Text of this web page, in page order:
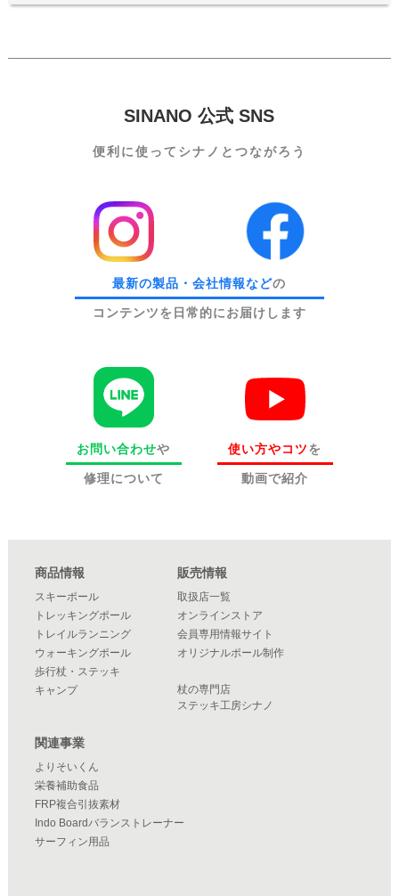
SINANO 公式 SNS
便利に使って シナノとつながろう
最新の製品・会社情報などの
コンテンツを日常的にお届けします
お問い合わせや
修理について
使い方やコツを
動画で紹介
商品情報
スキーポール
トレッキングポール
トレイルランニング
ウォーキングポール
歩行杖・ステッキ
キャンプ
販売情報
取扱店一覧
オンラインストア
会員専用情報サイト
オリジナルポール制作
杖の専門店
ステッキ工房シナノ
関連事業
よりそいくん
栄養補助食品
FRP複合引抜素材
Indo Boardバランストレーナー
サーフィン用品